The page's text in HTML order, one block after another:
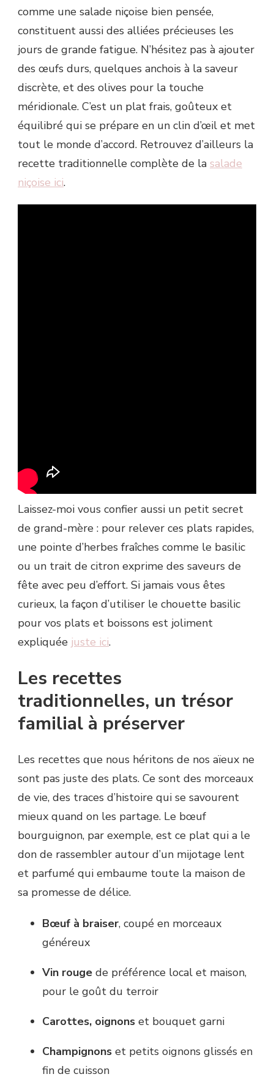
comme une salade niçoise bien pensée,
constituent aussi des alliées précieuses les
jours de grande fatigue. N’hésitez pas à ajouter
des œufs durs, quelques anchois à la saveur
discrète, et des olives pour la touche
méridionale. C’est un plat frais, goûteux et
équilibré qui se prépare en un clin d’œil et met
tout le monde d’accord. Retrouvez d’ailleurs la
recette traditionnelle complète de la salade
niçoise ici.
Laissez-moi vous confier aussi un petit secret
de grand-mère : pour relever ces plats rapides,
une pointe d’herbes fraîches comme le basilic
ou un trait de citron exprime des saveurs de
fête avec peu d’effort. Si jamais vous êtes
curieux, la façon d’utiliser le chouette basilic
pour vos plats et boissons est joliment
expliquée juste ici.
Les recettes
traditionnelles, un trésor
familial à préserver
Les recettes que nous héritons de nos aïeux ne
sont pas juste des plats. Ce sont des morceaux
de vie, des traces d’histoire qui se savourent
mieux quand on les partage. Le bœuf
bourguignon, par exemple, est ce plat qui a le
don de rassembler autour d’un mijotage lent
et parfumé qui embaume toute la maison de
sa promesse de délice.
Bœuf à braiser, coupé en morceaux
généreux
Vin rouge de préférence local et maison,
pour le goût du terroir
Carottes, oignons et bouquet garni
Champignons et petits oignons glissés en
fin de cuisson